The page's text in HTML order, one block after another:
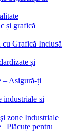
și grafică
cu Grafică Inclusă
și
– Asigură-ți
industriale si
zone Industriale
| Plăcuțe pentru